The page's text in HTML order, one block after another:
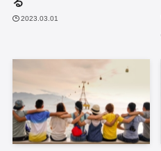
2023.03.01